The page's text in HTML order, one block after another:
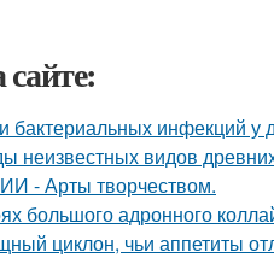
бактериальных инфекций у
неизвестных видов
- Арты творчеством.
большого адронного
циклон, чьи аппетиты